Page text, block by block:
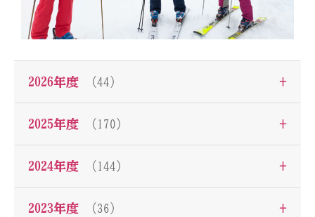
2026年度 （44） +
2025年度 （170） +
2024年度 （144） +
2023年度 （36） +